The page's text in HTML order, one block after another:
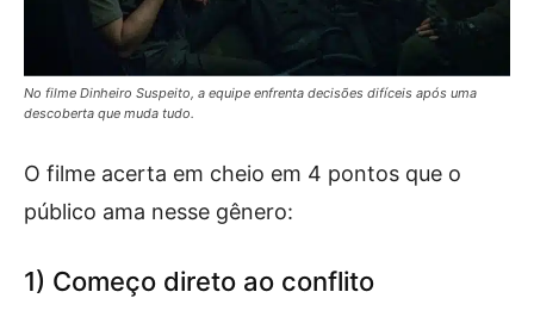
No filme Dinheiro Suspeito, a equipe enfrenta decisões difíceis após uma
descoberta que muda tudo.
O filme acerta em cheio em 4 pontos que o
público ama nesse gênero:
1) Começo direto ao conflito